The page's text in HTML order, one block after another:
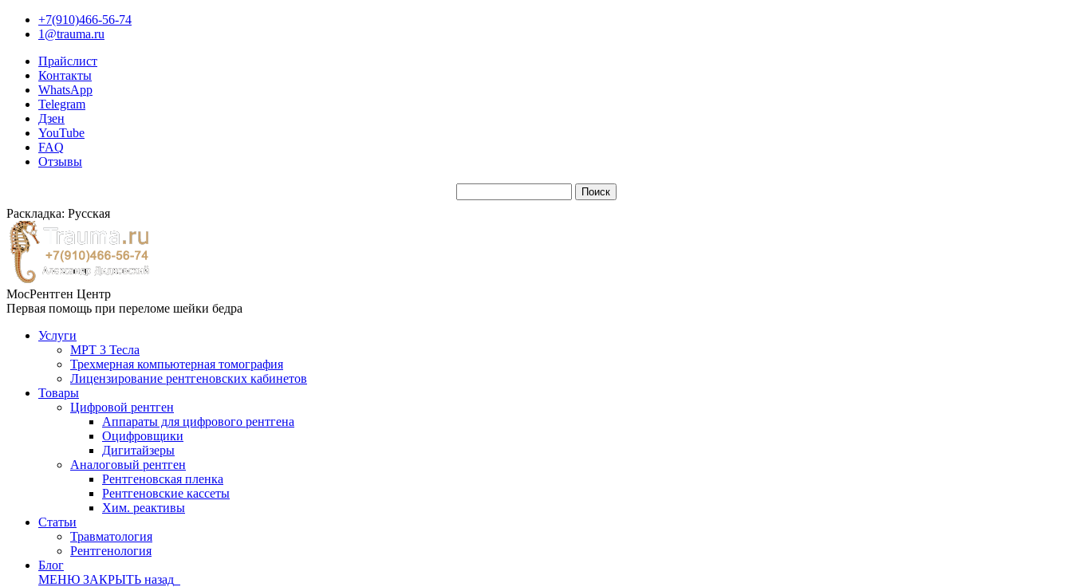
+7(910)466-56-74
1@trauma.ru
Прайслист
Контакты
WhatsApp
Telegram
Дзен
YouTube
FAQ
Отзывы
Раскладка: Русская
МосРентген Центр
Первая помощь при переломе шейки бедра
Услуги
МРТ 3 Тесла
Трехмерная компьютерная томография
Лицензирование рентгеновских кабинетов
Товары
Цифровой рентген
Аппараты для цифрового рентгена
Оцифровщики
Дигитайзеры
Аналоговый рентген
Рентгеновская пленка
Рентгеновские кассеты
Хим. реактивы
Статьи
Травматология
Рентгенология
Блог
МЕНЮ ЗАКРЫТЬ назад